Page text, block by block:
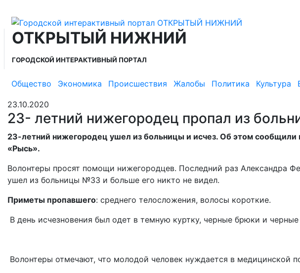
ОТКРЫТЫЙ НИЖНИЙ
ГОРОДСКОЙ ИНТЕРАКТИВНЫЙ ПОРТАЛ
Общество Экономика Происшествия Жалобы Политика Культура
23.10.2020
23- летний нижегородец пропал из
23-летний нижегородец ушел из больницы и исчез. Об этом сообщили
«Рысь».
Волонтеры просят помощи нижегородцев. Последний раз Александра
ушел из больницы №33 и больше его никто не видел.
Приметы пропавшего: среднего телосложения, волосы короткие.
В день исчезновения был одет в темную куртку, черные брюки и
Волонтеры отмечают, что молодой человек нуждается в медицинской